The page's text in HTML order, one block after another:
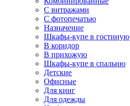
С витражами
С фотопечатью
Назначение
Шкафы-купе в гостиную
В коридор
В прихожую
Шкафы-купе в спальню
Детские
Офисные
Для книг
Для одежды